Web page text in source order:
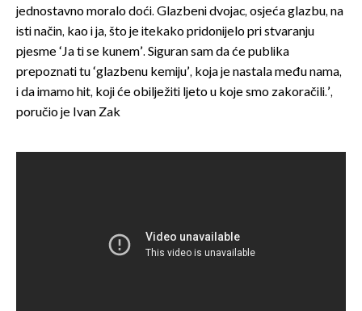
jednostavno moralo doći. Glazbeni dvojac, osjeća glazbu, na
isti način, kao i ja, što je itekako pridonijelo pri stvaranju
pjesme ‘Ja ti se kunem’. Siguran sam da će publika
prepoznati tu ‘glazbenu kemiju’, koja je nastala među nama,
i da imamo hit, koji će obilježiti ljeto u koje smo zakoračili.’,
poručio je Ivan Zak